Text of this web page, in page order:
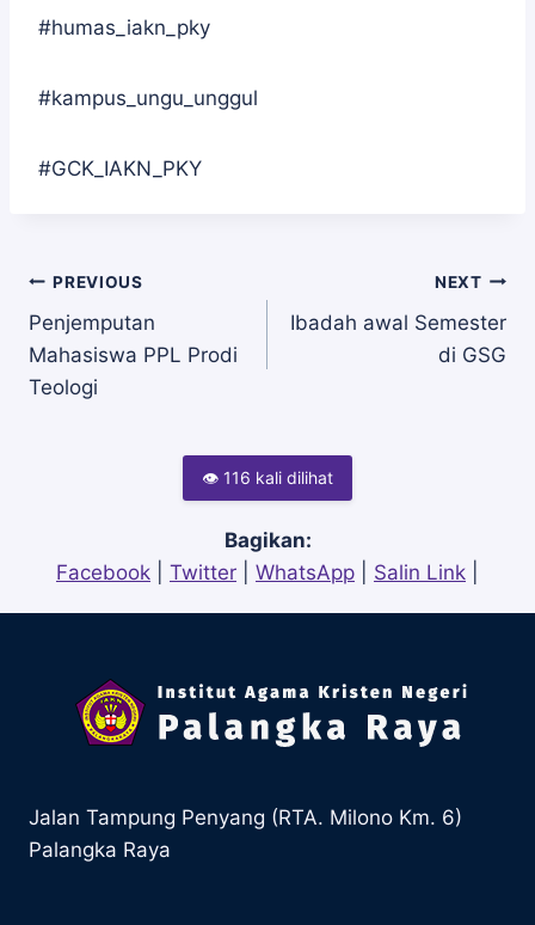
#humas_iakn_pky
#kampus_ungu_unggul
#GCK_IAKN_PKY
Navigasi
pos
PREVIOUS
Penjemputan
Mahasiswa PPL Prodi
Teologi
NEXT
Ibadah awal Semester
di GSG
👁 116 kali dilihat
Bagikan:
Facebook
Twitter WhatsApp Salin Link
Jalan Tampung Penyang (RTA. Milono Km. 6)
Palangka Raya